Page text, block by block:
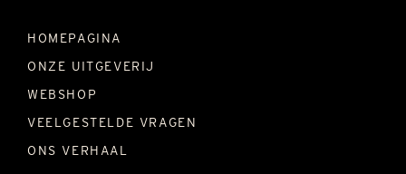
HOMEPAGINA
ONZE UITGEVERIJ
WEBSHOP
VEELGESTELDE VRAGEN
ONS VERHAAL